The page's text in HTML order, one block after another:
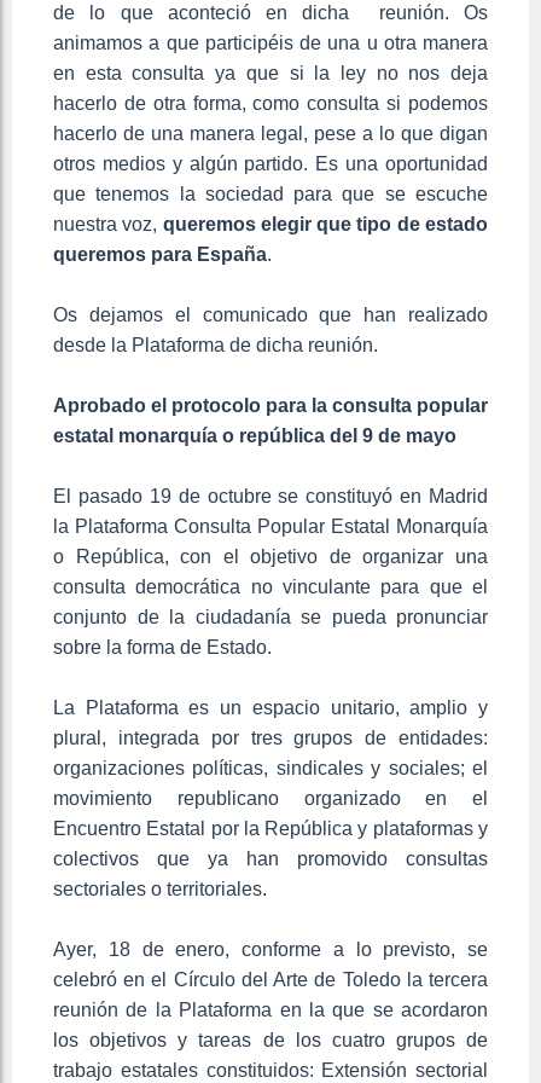
de lo que aconteció en dicha reunión. Os
animamos a que participéis de una u otra manera
en esta consulta ya que si la ley no nos deja
hacerlo de otra forma, como consulta si podemos
hacerlo de una manera legal, pese a lo que digan
otros medios y algún partido. Es una oportunidad
que tenemos la sociedad para que se escuche
nuestra voz, queremos elegir que tipo de estado
queremos para España.
Os dejamos el comunicado que han realizado
desde la Plataforma de dicha reunión.
Aprobado el protocolo para la consulta popular
estatal monarquía o república del 9 de mayo
El pasado 19 de octubre se constituyó en Madrid
la Plataforma Consulta Popular Estatal Monarquía
o República, con el objetivo de organizar una
consulta democrática no vinculante para que el
conjunto de la ciudadanía se pueda pronunciar
sobre la forma de Estado.
La Plataforma es un espacio unitario, amplio y
plural, integrada por tres grupos de entidades:
organizaciones políticas, sindicales y sociales; el
movimiento republicano organizado en el
Encuentro Estatal por la República y plataformas y
colectivos que ya han promovido consultas
sectoriales o territoriales.
Ayer, 18 de enero, conforme a lo previsto, se
celebró en el Círculo del Arte de Toledo la tercera
reunión de la Plataforma en la que se acordaron
los objetivos y tareas de los cuatro grupos de
trabajo estatales constituidos: Extensión sectorial